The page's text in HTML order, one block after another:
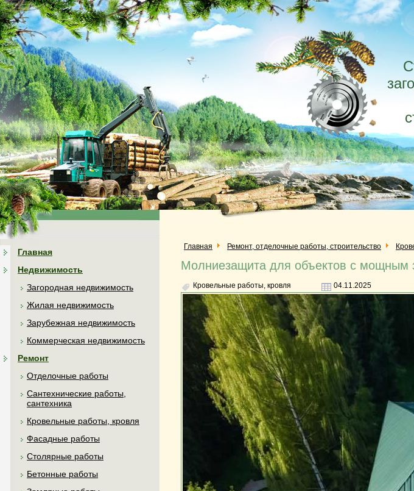
Главная
Недвижимость
Загородная недвижимость
Жилая недвижимость
Зарубежная недвижимость
Коммерческая недвижимость
Ремонт
Отделочные работы
Сантехнические работы,
сантехника
Кровельные работы, кровля
Фасадные работы
Столярные работы
Бетонные работы
Главная Ремонт, отделочные работы, строительство
Молниезащита для объектов с мощным
Кровельные работы, кровля 04.11.2025